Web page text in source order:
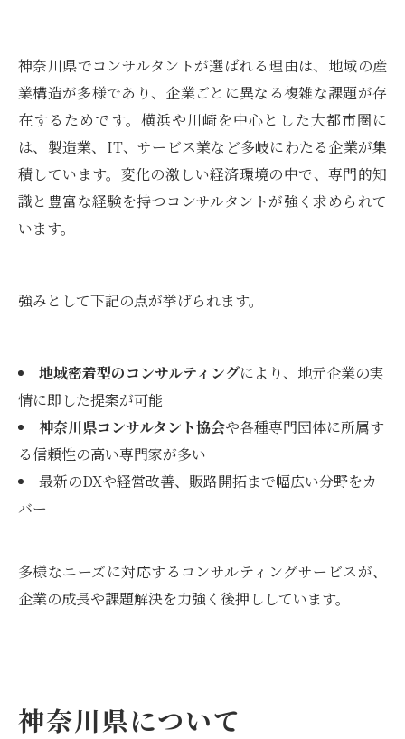
神奈川県でコンサルタントが選ばれる理由は、地域の産
業構造が多様であり、企業ごとに異なる複雑な課題が存
在するためです。横浜や川崎を中心とした大都市圏に
は、製造業、IT、サービス業など多岐にわたる企業が集
積しています。変化の激しい経済環境の中で、専門的知
識と豊富な経験を持つコンサルタントが強く求められて
います。
強みとして下記の点が挙げられます。
地域密着型のコンサルティングにより、地元企業の実
情に即した提案が可能
神奈川県コンサルタント協会や各種専門団体に所属す
る信頼性の高い専門家が多い
最新のDXや経営改善、販路開拓まで幅広い分野をカ
バー
多様なニーズに対応するコンサルティングサービスが、
企業の成長や課題解決を力強く後押ししています。
神奈川県について